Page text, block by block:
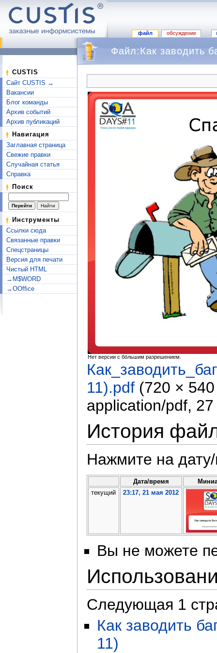
файл обсуждение
CUSTIS
Сайт CUSTIS →
Вакансии
Блог команды
Архив событий
Архив публикаций
Навигация
Заглавная страница
Свежие правки
Случайная статья
Справка
Поиск
Инструменты
Ссылки сюда
Связанные правки
Спецстраницы
Версия для печати
Чистый HTML
→M$WORD
→OOffice
Файл:Как заводить
Нет версии с бо́льшим разрешением.
11).pdf (720 ×
application/pdf,
История
Нажмите на
Дата/время
текущий
23:17, 21 мая 2012
Вы не можете
Следующая 1
Как заводить
11)